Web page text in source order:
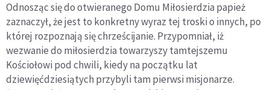
Odnosząc się do otwieranego Domu Miłosierdzia papież
zaznaczył, że jest to konkretny wyraz tej troski o innych, po
której rozpoznają się chrześcijanie. Przypomniał, iż
wezwanie do miłosierdzia towarzyszy tamtejszemu
Kościołowi pod chwili, kiedy na początku lat
dziewięćdziesiątych przybyli tam pierwsi misjonarze.